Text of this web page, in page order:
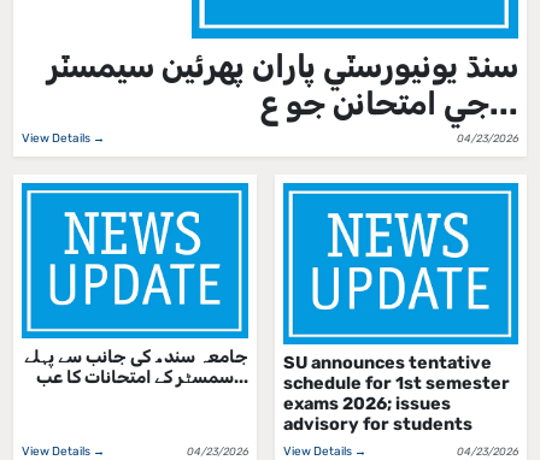
سنڌ يونيورسٽي پاران پهرئين سيمسٽر
جي امتحانن جو ع...
View Details → 04/23/2026
جامعہ سندھ کی جانب سے پہلے
سمسٹر کے امتحانات کا عب...
View Details → 04/23/2026
SU announces tentative
schedule for 1st semester
exams 2026; issues
advisory for students
View Details → 04/23/2026